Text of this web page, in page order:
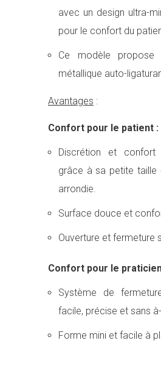
avec un design ultra-
pour le confort du
Ce modèle propose
métallique auto-
Avantages :
Confort pour le patient :
Discrétion et confort
grâce à sa petite taille
arrondie.
Surface douce et
Ouverture et fermeture
Confort pour le
Système de
facile, précise et sans
Forme mini et facile à